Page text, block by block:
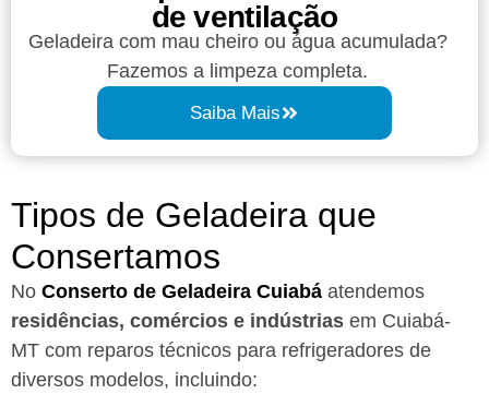
de ventilação
Geladeira com mau cheiro ou água acumulada?
Fazemos a limpeza completa.
Saiba Mais
Tipos de Geladeira que
Consertamos
No Conserto de Geladeira Cuiabá atendemos
residências, comércios e indústrias em Cuiabá-
MT com reparos técnicos para refrigeradores de
diversos modelos, incluindo: